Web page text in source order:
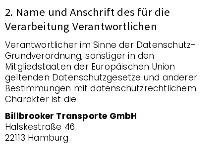
2. Name und Anschrift des für die
Verarbeitung Verantwortlichen
Verantwortlicher im Sinne der Datenschutz-
Grundverordnung, sonstiger in den
Mitgliedstaaten der Europäischen Union
geltenden Datenschutzgesetze und anderer
Bestimmungen mit datenschutzrechtlichem
Charakter ist die:
Billbrooker Transporte GmbH
Halskestraße 46
22113 Hamburg